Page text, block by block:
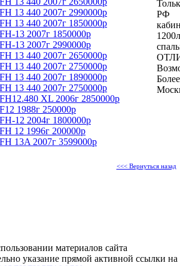
13 440 2007г 2990000р
13 440 2007г 1850000р
13 2007г 1850000р
13 2007г 2990000р
13 440 2007г 2650000р
13 440 2007г 2750000р
13 440 2007г 1890000р
13 440 2007г 2750000р
XL 2006г 2850000р
1988г 250000р
12 2004г 1800000р
12 1996г 200000р
13A 2007г 3599000р
РФ
<<< Вернуться назад
материалов сайта
указание прямой активной ссылки на